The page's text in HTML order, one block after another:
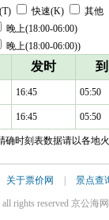
快速(K)
其他
晚上(18:00-06:00)
晚上(18:00-06:00))
发时
16:45 05:50
16:45 05:50
确时刻表数据请以各地
关于票价网 | 景点查
rights reserved 京公海